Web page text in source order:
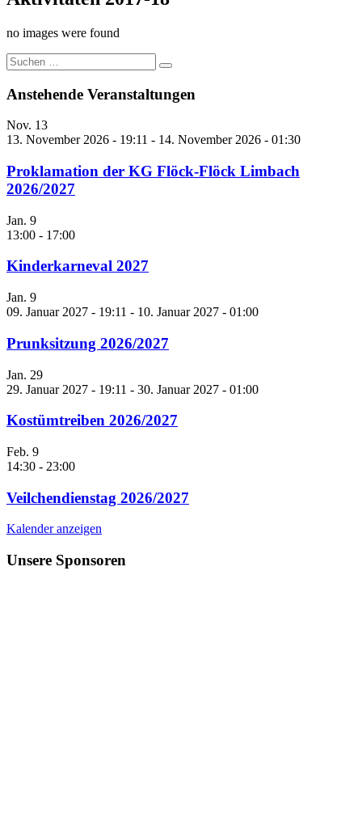
no images were found
Suche
nach:
Anstehende Veranstaltungen
Nov. 13
13. November 2026 - 19:11 - 14. November 2026 - 01:30
Proklamation der KG Flöck-Flöck Limbach
2026/2027
Jan. 9
13:00 - 17:00
Kinderkarneval 2027
Jan. 9
09. Januar 2027 - 19:11 - 10. Januar 2027 - 01:00
Prunksitzung 2026/2027
Jan. 29
29. Januar 2027 - 19:11 - 30. Januar 2027 - 01:00
Kostümtreiben 2026/2027
Feb. 9
14:30 - 23:00
Veilchendienstag 2026/2027
Kalender anzeigen
Unsere Sponsoren